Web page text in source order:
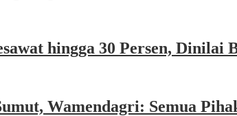
hingga 30 Persen, Dinilai
Wamendagri: Semua